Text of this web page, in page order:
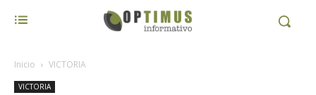
Inicio VICTORIA
VICTORIA